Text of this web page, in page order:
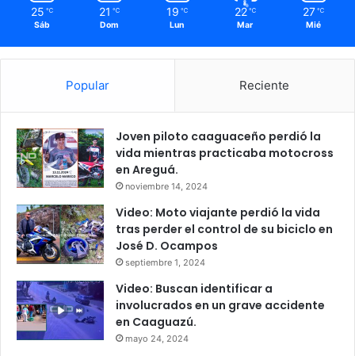
25 ℃
Sáb
21 ℃
Dom
19 ℃
Lun
22 ℃
Mar
27 ℃
Mié
Popular Reciente
Joven piloto caaguaceño perdió la
vida mientras practicaba motocross
en Areguá.
noviembre 14, 2024
Video: Moto viajante perdió la vida
tras perder el control de su biciclo en
José D. Ocampos
septiembre 1, 2024
Video: Buscan identificar a
involucrados en un grave accidente
en Caaguazú.
mayo 24, 2024